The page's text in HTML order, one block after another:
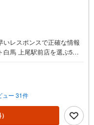
レスポンスで正確な情報
白馬 上尾駅前店を選ぶ5つ
立地。2.無料駐車場完備
可。駐車場完備してます。
キッズスペースをぜひご
ーナーもご用意してま
手伝い営業時間:10時～20
慢のお店です。5.提携FPへ
ュー 31件